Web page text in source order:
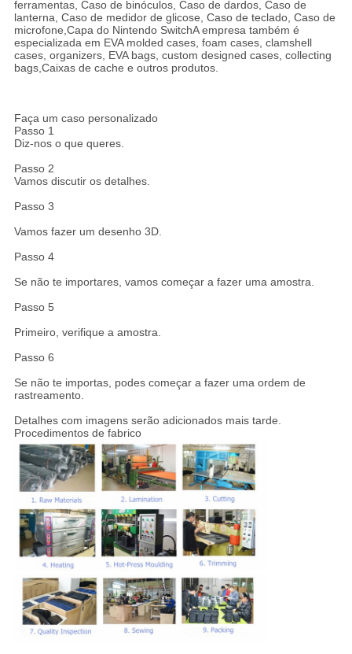
ferramentas, Caso de binóculos, Caso de dardos, Caso de
lanterna, Caso de medidor de glicose, Caso de teclado, Caso de
microfone,Capa do Nintendo SwitchA empresa também é
especializada em EVA molded cases, foam cases, clamshell
cases, organizers, EVA bags, custom designed cases, collecting
bags,Caixas de cache e outros produtos.
Faça um caso personalizado
Passo 1
Diz-nos o que queres.
Passo 2
Vamos discutir os detalhes.
Passo 3
Vamos fazer um desenho 3D.
Passo 4
Se não te importares, vamos começar a fazer uma amostra.
Passo 5
Primeiro, verifique a amostra.
Passo 6
Se não te importas, podes começar a fazer uma ordem de
rastreamento.
Detalhes com imagens serão adicionados mais tarde.
Procedimentos de fabrico